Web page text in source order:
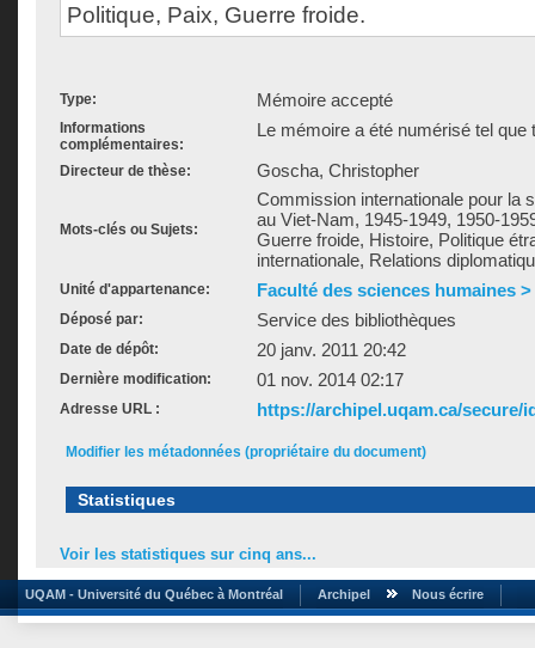
Politique, Paix, Guerre froide.
Type: Mémoire accepté
Informations
complémentaires:
Le mémoire a été numérisé tel que
Directeur de thèse: Goscha, Christopher
Mots-clés ou Sujets:
Commission internationale pour la
au Viet-Nam, 1945-1949, 1950-
Guerre froide, Histoire, Politique
internationale, Relations
Unité d'appartenance: Faculté des sciences humaines
Déposé par: Service des bibliothèques
Date de dépôt: 20 janv. 2011 20:42
Dernière modification: 01 nov. 2014 02:17
Adresse URL : https://archipel.uqam.ca/secure/
Modifier les métadonnées (propriétaire du document)
Statistiques
Voir les statistiques sur cinq ans...
UQAM - Université du Québec à Montréal Archipel Nous écrire